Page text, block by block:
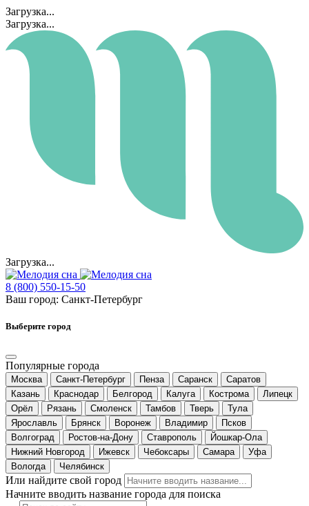
Загрузка...
Загрузка...
Загрузка...
8 (800) 550-15-50
Ваш город: Санкт-Петербург
Выберите город
Популярные города
Москва Санкт-Петербург Пенза Саранск
Саратов
Казань
Краснодар Белгород Калуга Кострома
Липецк
Орёл
Рязань Смоленск Тамбов Тверь
Тула
Ярославль
Брянск Воронеж Владимир
Псков
Волгоград
Ростов-на-Дону Ставрополь
Йошкар-Ола
Нижний Новгород
Ижевск Чебоксары Самара
Уфа
Вологда
Челябинск
Или найдите свой город
Начните вводить название города для поиска